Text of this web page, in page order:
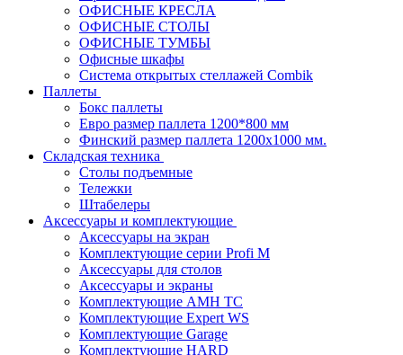
ОФИСНЫЕ КРЕСЛА
ОФИСНЫЕ СТОЛЫ
ОФИСНЫЕ ТУМБЫ
Офисные шкафы
Система открытых стеллажей Combik
Паллеты
Бокс паллеты
Евро размер паллета 1200*800 мм
Финский размер паллета 1200х1000 мм.
Складская техника
Столы подъемные
Тележки
Штабелеры
Аксессуары и комплектующие
Аксессуары на экран
Комплектующие серии Profi M
Аксессуары для столов
Аксессуары и экраны
Комплектующие AMH TC
Комплектующие Expert WS
Комплектующие Garage
Комплектующие HARD